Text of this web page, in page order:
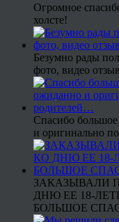
Огромное
холсте!
Безумно рады
фото, видео
Спасибо
и оригинально
ЗАКАЗЫВАЛИ
ДНЮ ЕЕ 18-
БОЛЬШОЕ